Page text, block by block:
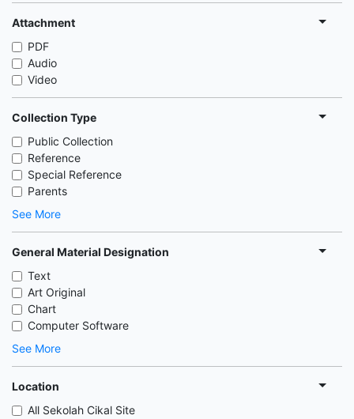
Attachment
PDF
Audio
Video
Collection Type
Public Collection
Reference
Special Reference
Parents
See More
General Material Designation
Text
Art Original
Chart
Computer Software
See More
Location
All Sekolah Cikal Site